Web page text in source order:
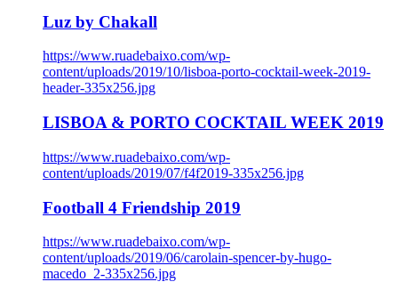
Luz by Chakall
https://www.ruadebaixo.com/wp-
content/uploads/2019/10/lisboa-porto-cocktail-week-2019-
header-335x256.jpg
LISBOA & PORTO COCKTAIL WEEK 2019
https://www.ruadebaixo.com/wp-
content/uploads/2019/07/f4f2019-335x256.jpg
Football 4 Friendship 2019
https://www.ruadebaixo.com/wp-
content/uploads/2019/06/carolain-spencer-by-hugo-
macedo_2-335x256.jpg